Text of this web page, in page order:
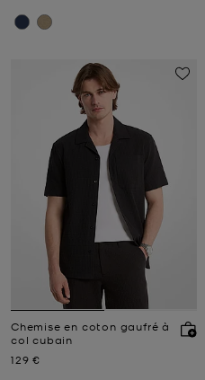
Chemise en coton gaufré à
col cubain
Prix actuel
129 €